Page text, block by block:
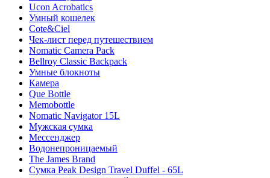
Ucon Acrobatics
Умный кошелек
Cote&Ciel
Чек-лист перед путешествием
Nomatic Camera Pack
Bellroy Classic Backpack
Умные блокноты
Камера
Que Bottle
Memobottle
Nomatic Navigator 15L
Мужская сумка
Мессенджер
Водонепроницаемый
The James Brand
Сумка Peak Design Travel Duffel - 65L